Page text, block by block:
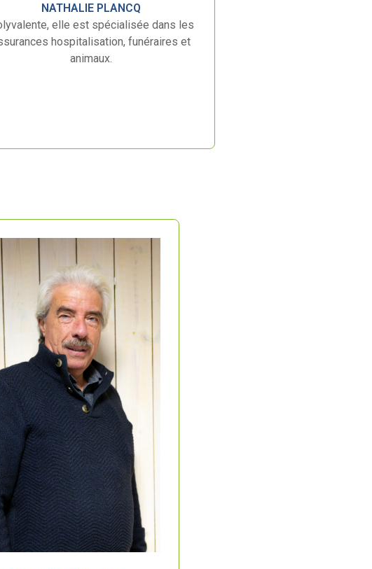
NATHALIE PLANCQ
elle est spécialisée dans les
hospitalisation, funéraires et
animaux.